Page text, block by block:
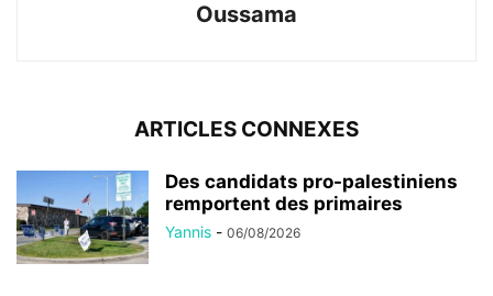
Oussama
ARTICLES CONNEXES
Des candidats pro-palestiniens
remportent des primaires
Yannis - 06/08/2026